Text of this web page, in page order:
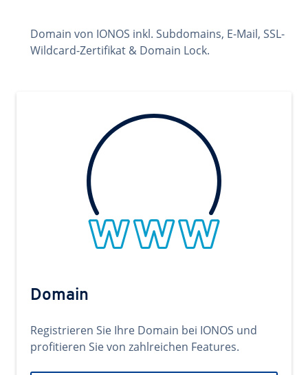
Domain von IONOS inkl. Subdomains, E-Mail, SSL-
Wildcard-Zertifikat & Domain Lock.
Domain
Registrieren Sie Ihre Domain bei IONOS und
profitieren Sie von zahlreichen Features.